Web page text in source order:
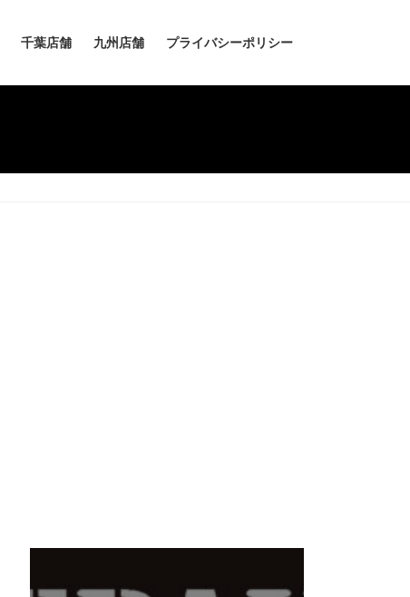
千葉店舗 九州店舗 プライバシーポリシー